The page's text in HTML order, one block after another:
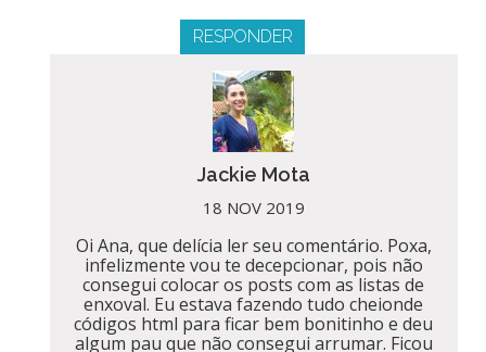
RESPONDER
Jackie Mota
18 NOV 2019
Oi Ana, que delícia ler seu comentário. Poxa,
infelizmente vou te decepcionar, pois não
consegui colocar os posts com as listas de
enxoval. Eu estava fazendo tudo cheionde
códigos html para ficar bem bonitinho e deu
algum pau que não consegui arrumar. Ficou